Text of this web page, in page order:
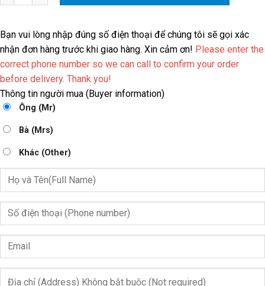
Bạn vui lòng nhập đúng số điện thoại để chúng tôi sẽ gọi xác
nhận đơn hàng trước khi giao hàng. Xin cảm ơn! Please enter the
correct phone number so we can call to confirm your order
before delivery. Thank you!
Thông tin người mua (Buyer information)
Ông (Mr)
Bà (Mrs)
Khác (Other)